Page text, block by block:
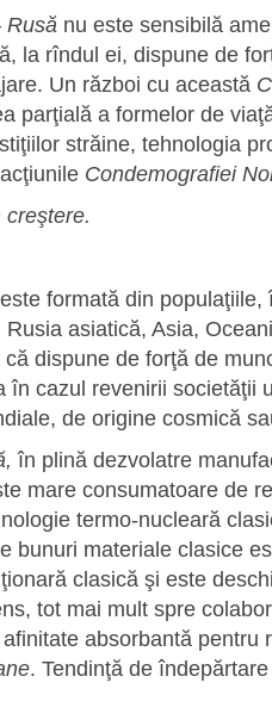
Rusă nu este sensibilă
la rîndul ei, dispune de
Un război cu această
parţială a formelor de
străine, tehnologia
Condemografiei
formată din populaţiile,
asiatică, Asia,
dispune de forţă de
în cazul revenirii societăţii
de origine cosmică
în plină dezvolatre
mare consumatoare de
termo-nucleară
bunuri materiale clasice
clasică şi este
tot mai mult spre
absorbantă pentru
. Tendinţă de